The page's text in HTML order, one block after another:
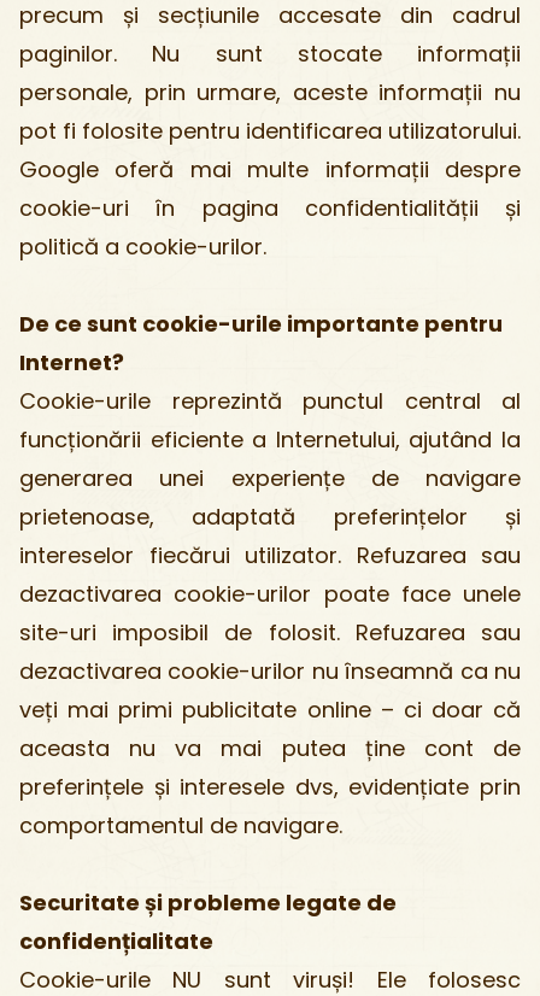
precum și secțiunile accesate din cadrul
paginilor. Nu sunt stocate informații
personale, prin urmare, aceste informații nu
pot fi folosite pentru identificarea utilizatorului.
Google oferă mai multe informații despre
cookie-uri în pagina confidentialității și
politică a cookie-urilor.
De ce sunt cookie-urile importante pentru
Internet?
Cookie-urile reprezintă punctul central al
funcționării eficiente a Internetului, ajutând la
generarea unei experiențe de navigare
prietenoase, adaptată preferințelor și
intereselor fiecărui utilizator. Refuzarea sau
dezactivarea cookie-urilor poate face unele
site-uri imposibil de folosit. Refuzarea sau
dezactivarea cookie-urilor nu înseamnă ca nu
veți mai primi publicitate online – ci doar că
aceasta nu va mai putea ține cont de
preferințele și interesele dvs, evidențiate prin
comportamentul de navigare.
Securitate și probleme legate de
confidențialitate
Cookie-urile NU sunt viruși! Ele folosesc